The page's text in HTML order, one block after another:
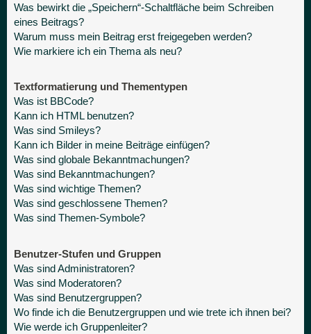
Was bewirkt die „Speichern“-Schaltfläche beim Schreiben
eines Beitrags?
Warum muss mein Beitrag erst freigegeben werden?
Wie markiere ich ein Thema als neu?
Textformatierung und Thementypen
Was ist BBCode?
Kann ich HTML benutzen?
Was sind Smileys?
Kann ich Bilder in meine Beiträge einfügen?
Was sind globale Bekanntmachungen?
Was sind Bekanntmachungen?
Was sind wichtige Themen?
Was sind geschlossene Themen?
Was sind Themen-Symbole?
Benutzer-Stufen und Gruppen
Was sind Administratoren?
Was sind Moderatoren?
Was sind Benutzergruppen?
Wo finde ich die Benutzergruppen und wie trete ich ihnen bei?
Wie werde ich Gruppenleiter?